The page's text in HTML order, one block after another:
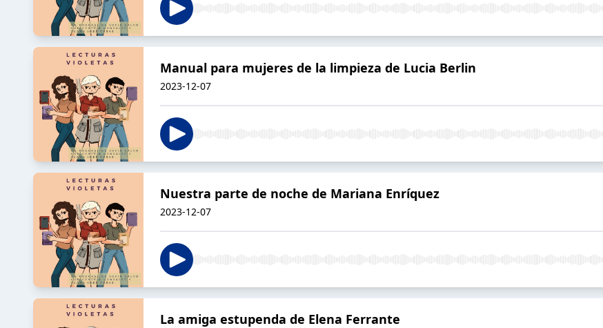
Manual para mujeres de la limpieza de Lucia Berlin
2023-12-07
Nuestra parte de noche de Mariana Enríquez
2023-12-07
La amiga estupenda de Elena Ferrante